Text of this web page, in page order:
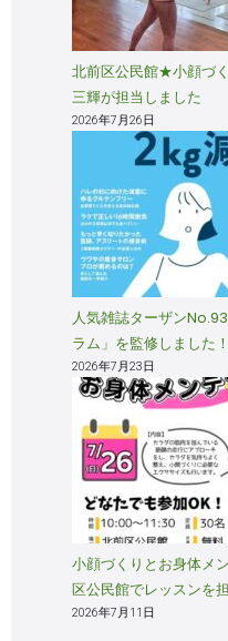
北前区公民館★小顔づ
三輝が担当しました
2026年7月26日
人気雑誌ターザン
ラム」を監修しました！
2026年7月23日
小顔づくりとお身体メ
区公民館でレッスンを
2026年7月11日